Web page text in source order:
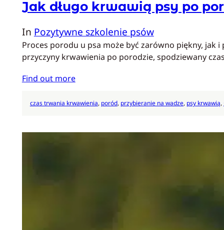
Jak długo krwawią psy po
In Pozytywne szkolenie psów
Proces porodu u psa może być zarówno piękny, jak
przyczyny krwawienia po porodzie, spodziewany
Find out more
czas trwania krwawienia, poród, przybieranie na wadze, psy krwawią,